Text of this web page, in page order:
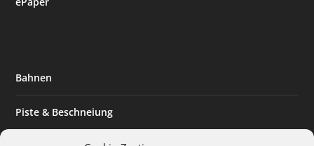
Bahnen
Piste & Beschneiung